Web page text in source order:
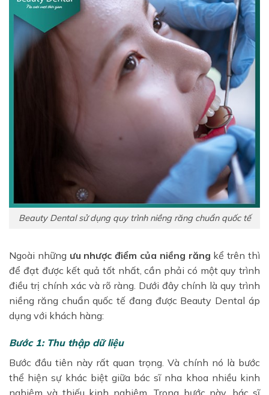
Beauty Dental sử dụng quy trình niềng răng chuẩn quốc tế
Ngoài những ưu nhược điểm của niềng răng kể trên thì
để đạt được kết quả tốt nhất, cần phải có một quy trình
điều trị chính xác và rõ ràng. Dưới đây chính là quy trình
niềng răng chuẩn quốc tế đang được Beauty Dental áp
dụng với khách hàng:
Bước 1: Thu thập dữ liệu
Bước đầu tiên này rất quan trọng. Và chính nó là bước
thể hiện sự khác biệt giữa bác sĩ nha khoa nhiều kinh